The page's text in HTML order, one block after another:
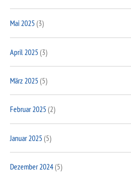
Mai 2025 (3)
April 2025 (3)
März 2025 (5)
Februar 2025 (2)
Januar 2025 (5)
Dezember 2024(5)